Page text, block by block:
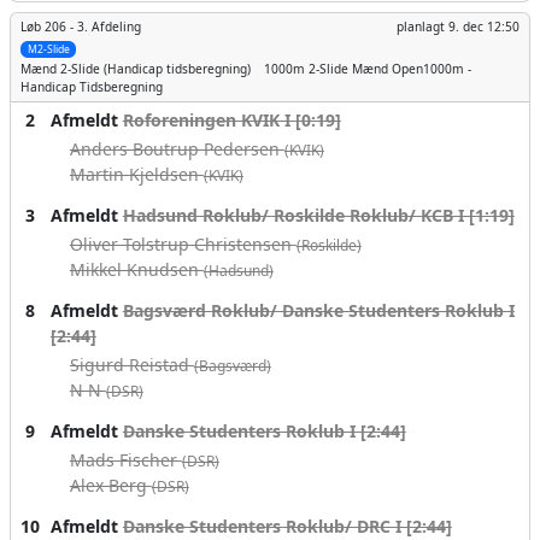
Løb 206 - 3. Afdeling planlagt 9. dec 12:50
M2-Slide
Mænd 2-Slide (Handicap tidsberegning) 1000m 2-Slide Mænd Open1000m -
Handicap Tidsberegning
2 AfmeldtRoforeningen KVIK I [0:19]
Anders Boutrup Pedersen(KVIK)
Martin Kjeldsen(KVIK)
3 AfmeldtHadsund Roklub/ Roskilde Roklub/ KCB I [1:19]
Oliver Tolstrup Christensen(Roskilde)
Mikkel Knudsen(Hadsund)
8 AfmeldtBagsværd Roklub/ Danske Studenters Roklub I
[2:44]
Sigurd Reistad(Bagsværd)
N N(DSR)
9 AfmeldtDanske Studenters Roklub I [2:44]
Mads Fischer(DSR)
Alex Berg(DSR)
10 AfmeldtDanske Studenters Roklub/ DRC I [2:44]